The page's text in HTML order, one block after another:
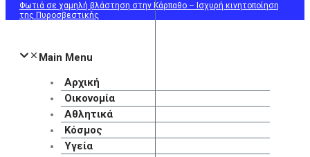
Φωτιά σε χαμηλή βλάστηση στην Κάρπαθο – Ισχυρή κινητοποίηση
της Πυροσβεστικής
Main Menu
Αρχική
Οικονομία
Αθλητικά
Κόσμος
Υγεία